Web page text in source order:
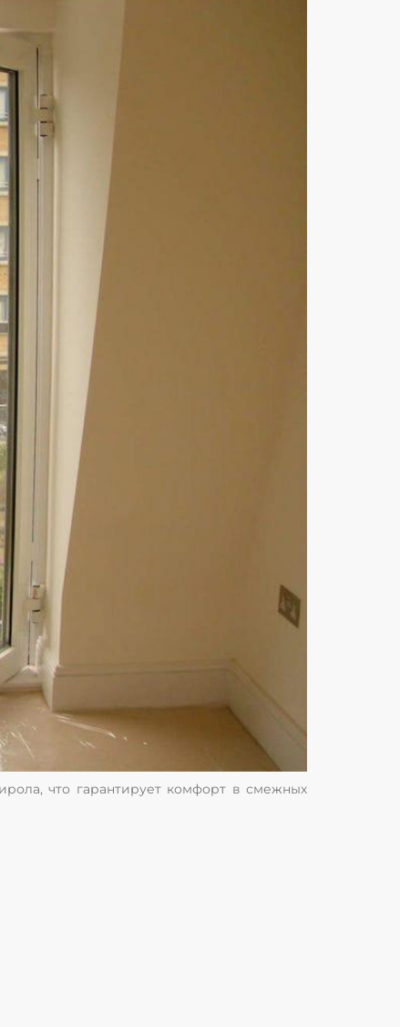
что гарантирует комфорт в смежных